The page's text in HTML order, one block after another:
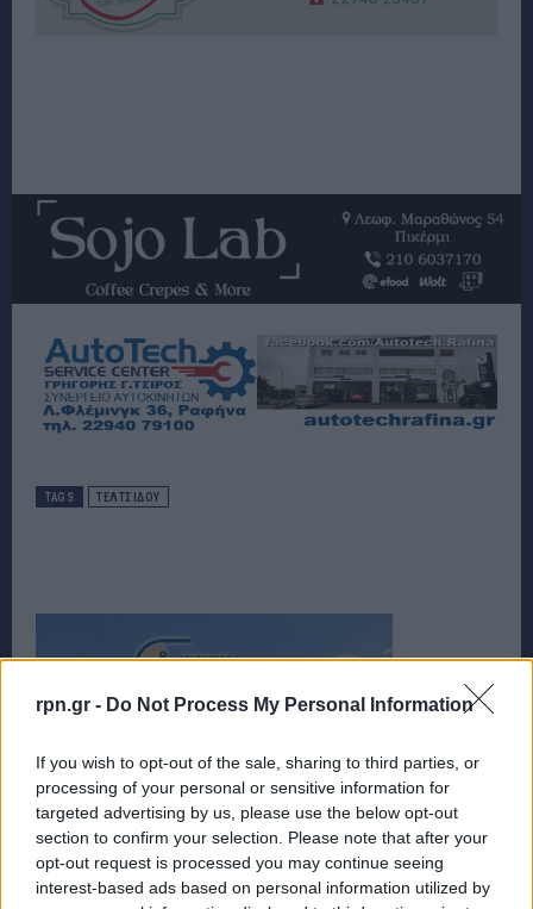
rpn.gr - Do Not Process My Personal Information
If you wish to opt-out of the sale, sharing to third parties, or
processing of your personal or sensitive information for
targeted advertising by us, please use the below opt-out
section to confirm your selection. Please note that after your
opt-out request is processed you may continue seeing
interest-based ads based on personal information utilized by
TAGS ΤΕΛΤΣΙΔΟΥ